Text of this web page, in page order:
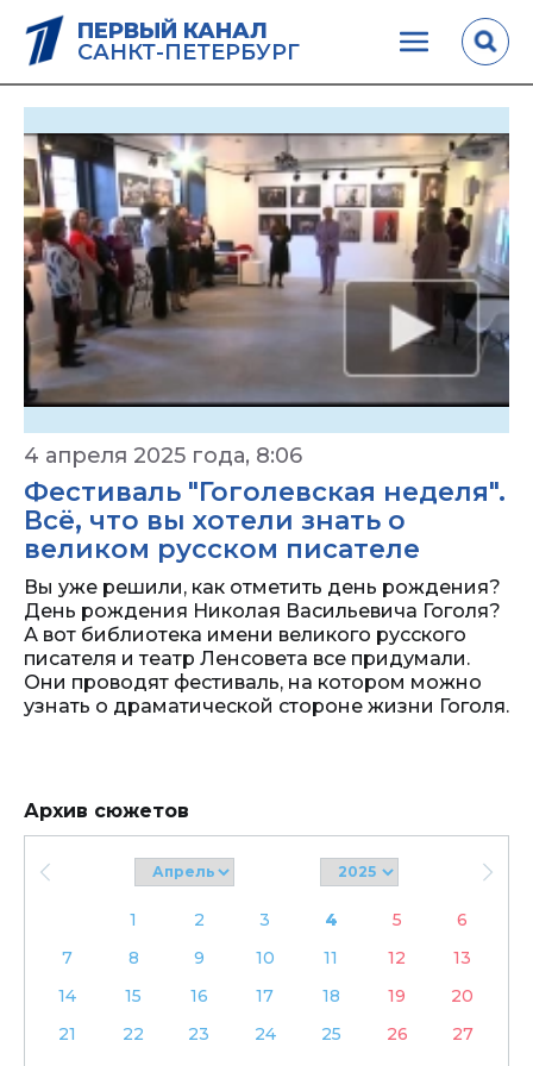
ПЕРВЫЙ КАНАЛ
САНКТ-ПЕТЕРБУРГ
4 апреля 2025 года, 8:06
Фестиваль "Гоголевская неделя".
Всё, что вы хотели знать о
великом русском писателе
Вы уже решили, как отметить день рождения?
День рождения Николая Васильевича Гоголя?
А вот библиотека имени великого русского
писателя и театр Ленсовета все придумали.
Они проводят фестиваль, на котором можно
узнать о драматической стороне жизни Гоголя.
Архив сюжетов
1 2 3 4 5
6
7
8 9 10 11 12
13
14
15 16 17 18 19
20
21
22 23 24 25 26
27